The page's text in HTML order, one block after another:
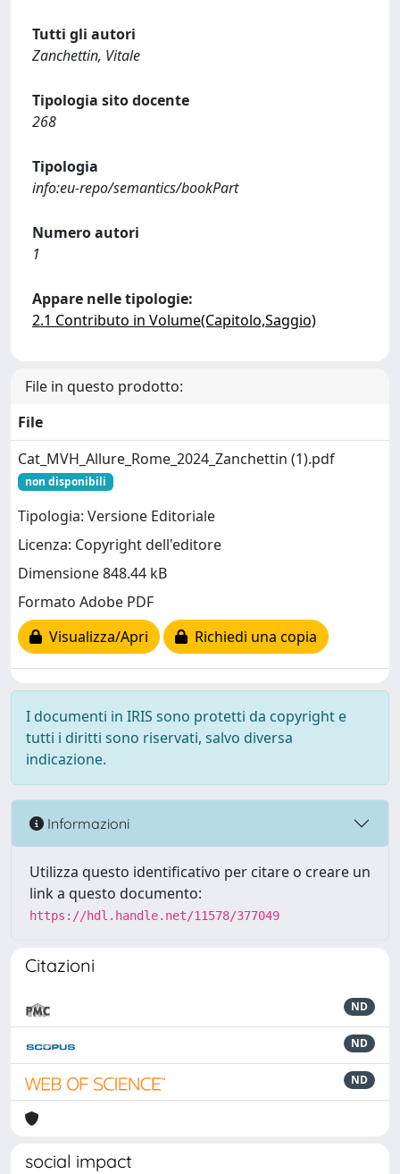
Tutti gli autori
Zanchettin, Vitale
Tipologia sito docente
268
Tipologia
info:eu-repo/semantics/bookPart
Numero autori
1
Appare nelle tipologie:
2.1 Contributo in Volume(Capitolo,Saggio)
File in questo prodotto:
File
Cat_MVH_Allure_Rome_2024_Zanchettin (1).pdf
non disponibili
Tipologia: Versione Editoriale
Licenza: Copyright dell'editore
Dimensione 848.44 kB
Formato Adobe PDF
Visualizza/Apri
Richiedi una copia
I documenti in IRIS sono protetti da copyright e
tutti i diritti sono riservati, salvo diversa
indicazione.
Informazioni
Utilizza questo identificativo per citare o creare un
link a questo documento:
https://hdl.handle.net/11578/377049
Citazioni
ND
ND
ND
social impact